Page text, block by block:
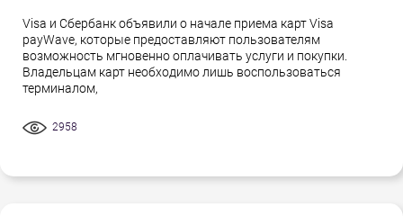
Visa и Сбербанк объявили о начале приема карт Visa
payWave, которые предоставляют пользователям
возможность мгновенно оплачивать услуги и покупки.
Владельцам карт необходимо лишь воспользоваться
терминалом,
2958